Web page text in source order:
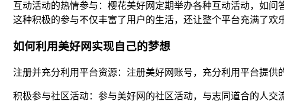
互动活动的热情参与：樱花美好网定期举办各种互动活动，如
这种积极的参与不仅丰富了用户的生活，还让整个平台充满了欢
如何利用美好网实现自己的梦想
注册并充分利用平台资源：注册美好网账号，充分利用平台提供
积极参与社区活动：参与美好网的社区活动，与志同道合的人交